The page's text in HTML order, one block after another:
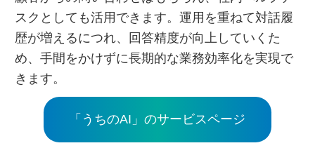
スクとしても活用できます。運用を重ねて対話履
歴が増えるにつれ、回答精度が向上していくた
め、手間をかけずに長期的な業務効率化を実現で
きます。
「うちのAI」のサービスページ